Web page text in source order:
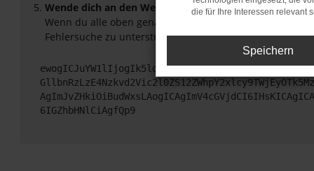
Wende dich an den Webseitenbetreiber.
Wenn du alle oben genannten Schritte versucht hast,
Fehlersuche zu unterstützen:
6IGZhbHNlCiAgfQp9
die für Ihre Interessen relevant
Speichern